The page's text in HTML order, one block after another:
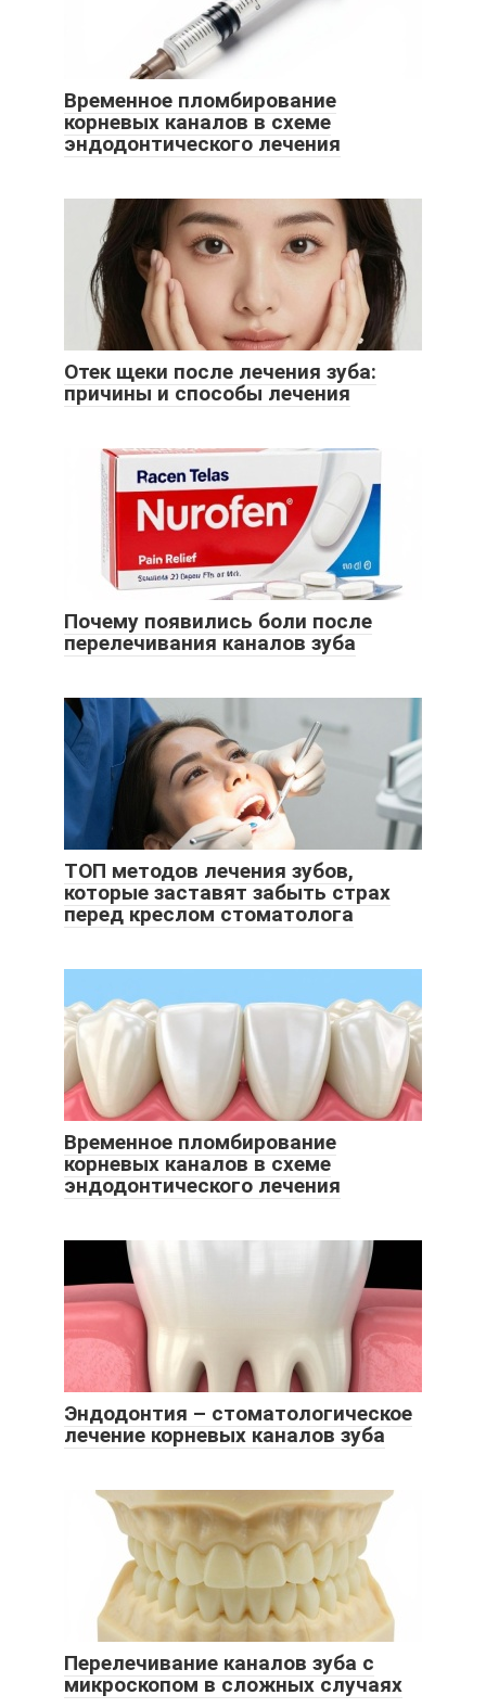
Временное пломбирование
корневых каналов в схеме
эндодонтического лечения
Отек щеки после лечения зуба:
причины и способы лечения
Почему появились боли после
перелечивания каналов зуба
ТОП методов лечения зубов,
которые заставят забыть страх
перед креслом стоматолога
Временное пломбирование
корневых каналов в схеме
эндодонтического лечения
Эндодонтия – стоматологическое
лечение корневых каналов зуба
Перелечивание каналов зуба с
микроскопом в сложных случаях